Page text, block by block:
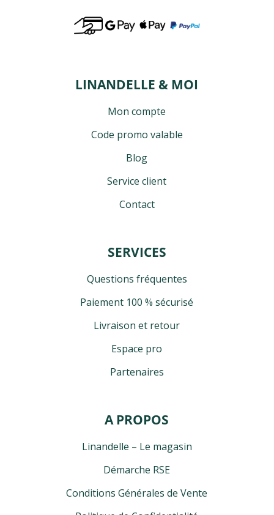
LINANDELLE & MOI
Mon compte
Code promo valable
Blog
Service client
Contact
SERVICES
Questions fréquentes
Paiement 100 % sécurisé
Livraison et retour
Espace pro
Partenaires
A PROPOS
Linandelle – Le magasin
Démarche RSE
Conditions Générales de Vente